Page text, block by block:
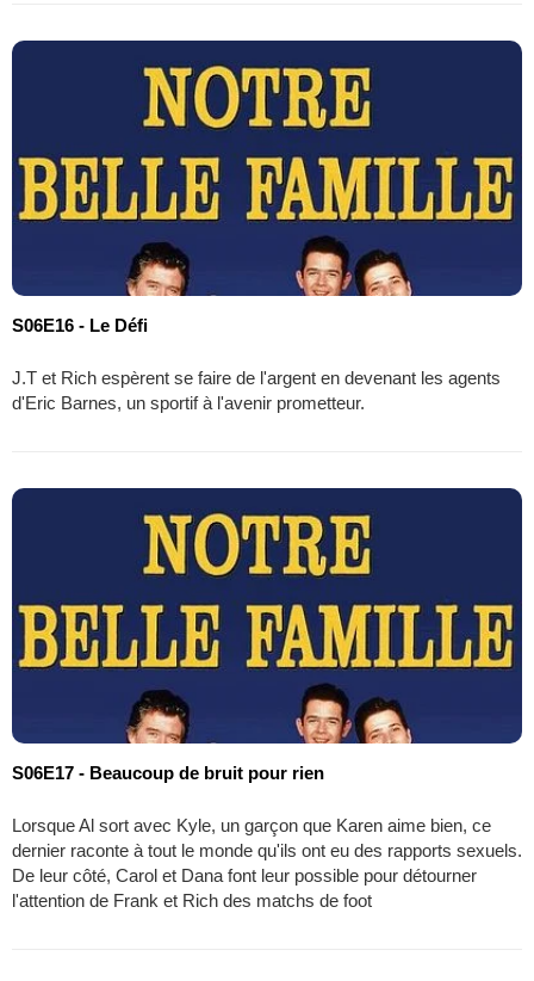
S06E16 - Le Défi
J.T et Rich espèrent se faire de l'argent en devenant les agents
d'Eric Barnes, un sportif à l'avenir prometteur.
S06E17 - Beaucoup de bruit pour rien
Lorsque Al sort avec Kyle, un garçon que Karen aime bien, ce
dernier raconte à tout le monde qu'ils ont eu des rapports sexuels.
De leur côté, Carol et Dana font leur possible pour détourner
l'attention de Frank et Rich des matchs de foot